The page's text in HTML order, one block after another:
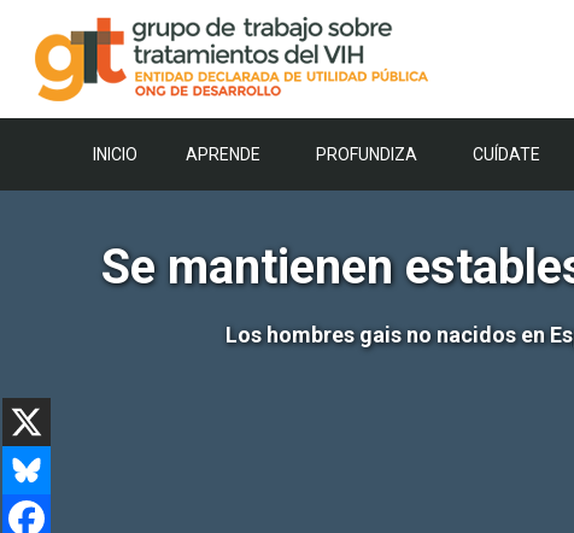
contenido
INICIO APRENDE PROFUNDIZA CUÍDATE
Se mantienen
Los hombres gais no nacidos en